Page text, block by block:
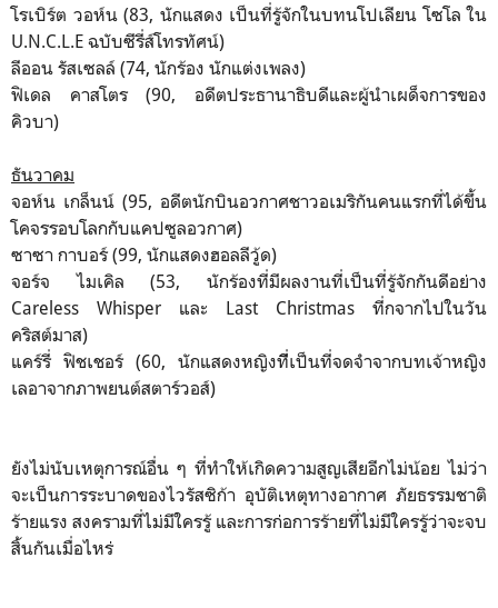
โรเบิร์ต วอห์น (83, นักแสดง เป็นที่รู้จักในบทนโปเลียน โซโล ใน
U.N.C.L.E ฉบับซีรี่ส์โทรทัศน์)
ลีออน รัสเซลล์ (74, นักร้อง นักแต่งเพลง)
ฟิเดล คาสโตร (90, อดีตประธานาธิบดีและผู้นำเผด็จการของ
คิวบา)
ธันวาคม
จอห์น เกล็นน์ (95, อดีตนักบินอวกาศชาวอเมริกันคนแรกที่ได้ขึ้น
โคจรรอบโลกกับแคปซูลอวกาศ)
ซาซา กาบอร์ (99, นักแสดงฮอลลีวู้ด)
จอร์จ ไมเคิล (53, นักร้องที่มีผลงานที่เป็นที่รู้จักกันดีอย่าง
Careless Whisper และ Last Christmas ที่กจากไปในวัน
คริสต์มาส)
แคร์รี่ ฟิชเชอร์ (60, นักแสดงหญิงทีี่เป็นที่จดจำจากบทเจ้าหญิง
เลอาจากภาพยนต์สตาร์วอส์)
ยังไม่นับเหตุการณ์อื่น ๆ ที่ทำให้เกิดความสูญเสียอีกไม่น้อย ไม่ว่า
จะเป็นการระบาดของไวรัสซิก้า อุบัติเหตุทางอากาศ ภัยธรรมชาติ
ร้ายแรง สงครามที่ไม่มีใครรู้ และการก่อการร้ายที่ไม่มีใครรู้ว่าจะจบ
สิ้นกันเมื่อไหร่